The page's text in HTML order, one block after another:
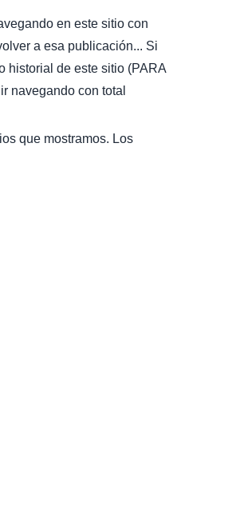
en este sitio con
a esa publicación... Si
historial de este sitio (PARA
navegando con total
que mostramos. Los